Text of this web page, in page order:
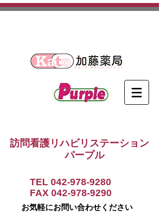
訪問看護リハビリステーション
パープル
TEL 042-978-9280
FAX 042-978-9290
お気軽にお問い合わせください